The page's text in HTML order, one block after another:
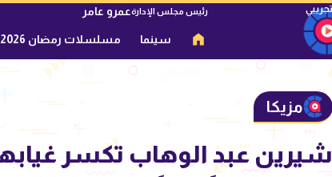
رئيس مجلس الإدارةعمرو عامر
سينما مسلسلات رمضان 2026
مزيكا
شيرين عبد الوهاب تكسر